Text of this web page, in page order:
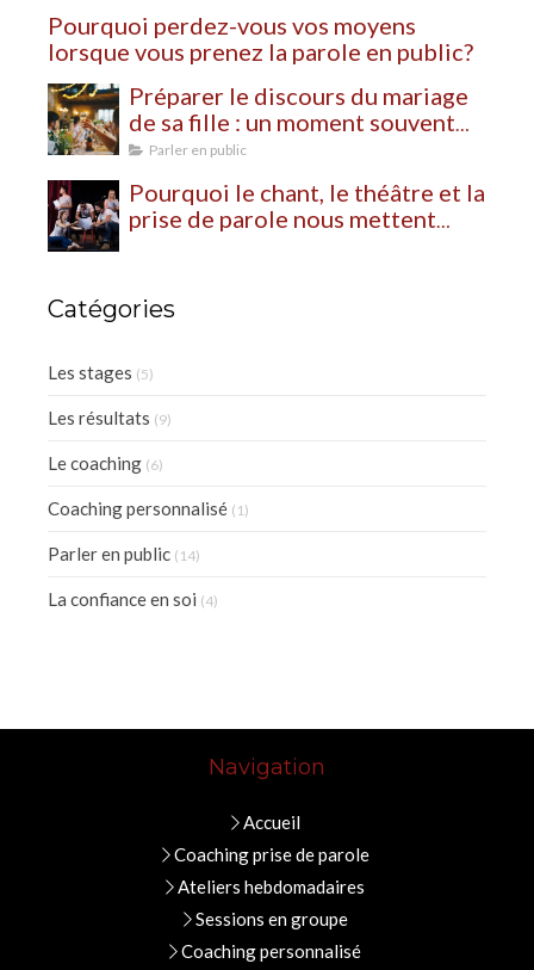
Pourquoi perdez-vous vos moyens
lorsque vous prenez la parole en public?
Préparer le discours du mariage
de sa fille : un moment souvent
plus bouleversant qu’on ne
Parler en public
Pourquoi le chant, le théâtre et la
prise de parole nous mettent
Catégories
Les stages (5)
Les résultats (9)
Le coaching (6)
Coaching personnalisé (1)
Parler en public (14)
La confiance en soi (4)
Navigation
Accueil
Coaching prise de parole
Ateliers hebdomadaires
Sessions en groupe
Coaching personnalisé